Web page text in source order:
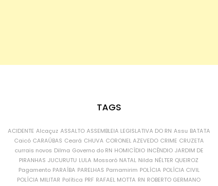
TAGS
ACIDENTE Alcaçuz ASSALTO ASSEMBLEIA LEGISLATIVA DO RN Assu BATATA
Caicó CARAÚBAS Ceará CHUVA CORONEL AZEVEDO CRIME CRUZETA
currais novos Dilma Governo do RN HOMICÍDIO INCÊNDIO JARDIM DE
PIRANHAS JUCURUTU LULA Mossoró NATAL Nilda NÉLTER QUEIROZ
Pagamento PARAÍBA PARELHAS Parnamirim POLÍCIA POLÍCIA CIVIL
POLÍCIA MILITAR Política PRF RAFAEL MOTTA RN ROBERTO GERMANO